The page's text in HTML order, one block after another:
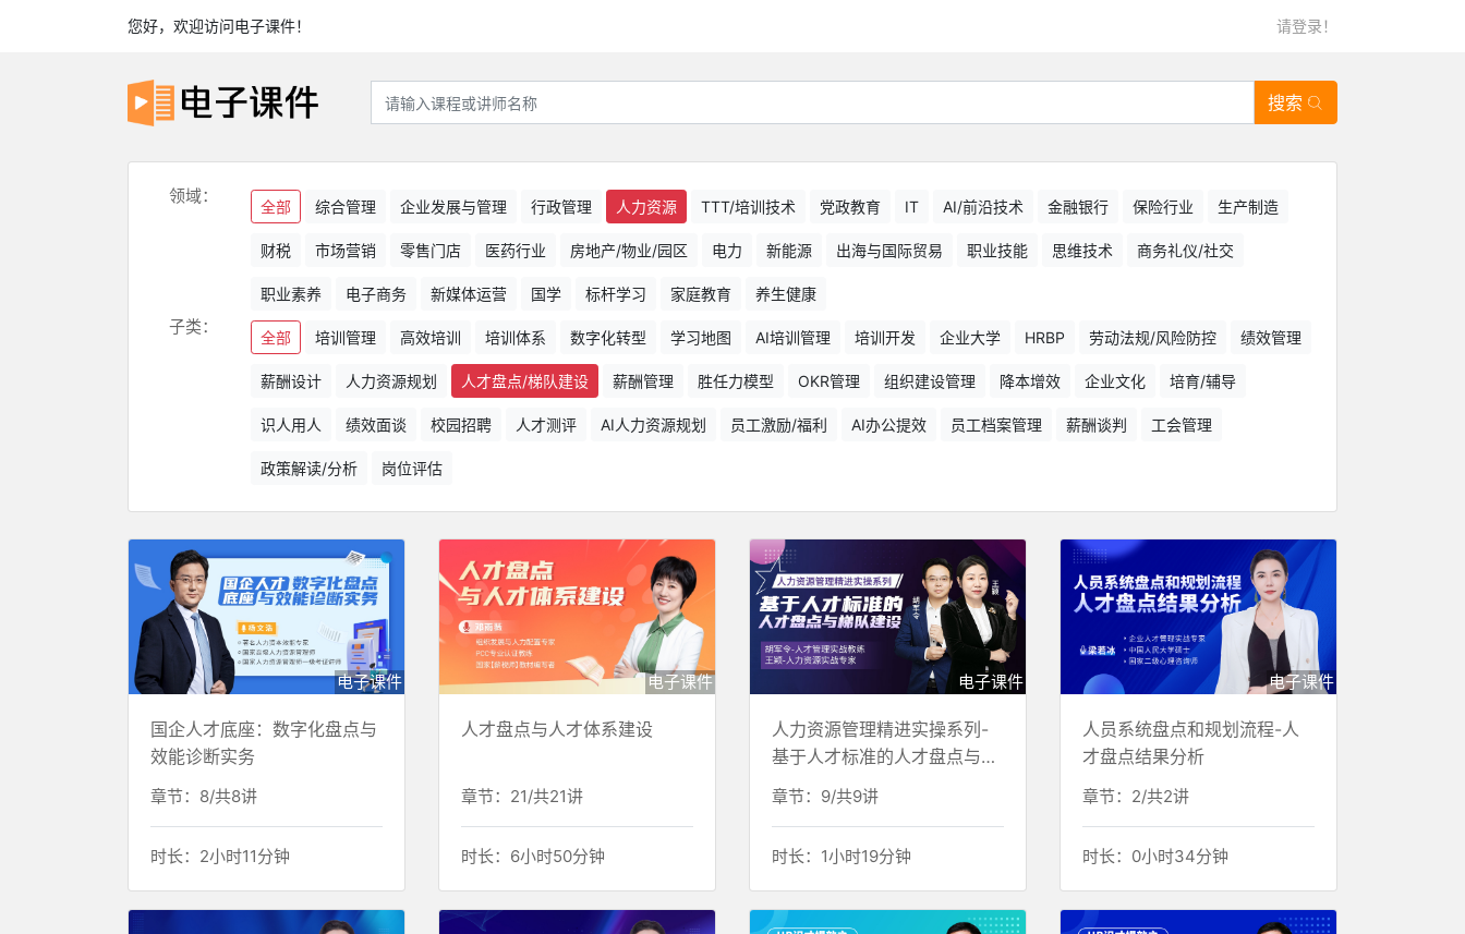
您好，欢迎访问电子课件！ 请登录！
搜索
领域：
全部 综合管理 企业发展与管理 行政管理 人力资源 TTT/培训技术 党政教育 IT AI/前沿技术 金融银行 保险行业 生产制造
财税 市场营销 零售门店 医药行业 房地产/物业/园区 电力 新能源 出海与国际贸易 职业技能 思维技术 商务礼仪/社交
职业素养 电子商务 新媒体运营 国学 标杆学习 家庭教育 养生健康
子类：
全部 培训管理 高效培训 培训体系 数字化转型 学习地图 AI培训管理 培训开发 企业大学 HRBP 劳动法规/风险防控 绩效管理
薪酬设计 人力资源规划 人才盘点/梯队建设 薪酬管理 胜任力模型 OKR管理 组织建设管理 降本增效 企业文化 培育/辅导
识人用人 绩效面谈 校园招聘 人才测评 AI人力资源规划 员工激励/福利 AI办公提效 员工档案管理 薪酬谈判 工会管理
政策解读/分析 岗位评估
电子课件
国企人才底座：数字化盘点与
效能诊断实务
章节：8/共8讲
时长：2小时11分钟
电子课件
人才盘点与人才体系建设
章节：21/共21讲
时长：6小时50分钟
电子课件
人力资源管理精进实操系列-
基于人才标准的人才盘点与梯
队建设
章节：9/共9讲
时长：1小时19分钟
电子课件
人员系统盘点和规划流程-人
才盘点结果分析
章节：2/共2讲
时长：0小时34分钟